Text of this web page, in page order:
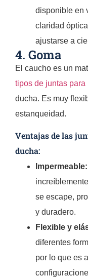
disponible en
claridad
ajustarse a
4. Goma
El caucho es un
tipos de juntas para
ducha. Es muy
estanqueidad.
Ventajas de las
ducha:
Impermeable:
se escape,
y duradero.
Flexible y
diferentes
por lo que es